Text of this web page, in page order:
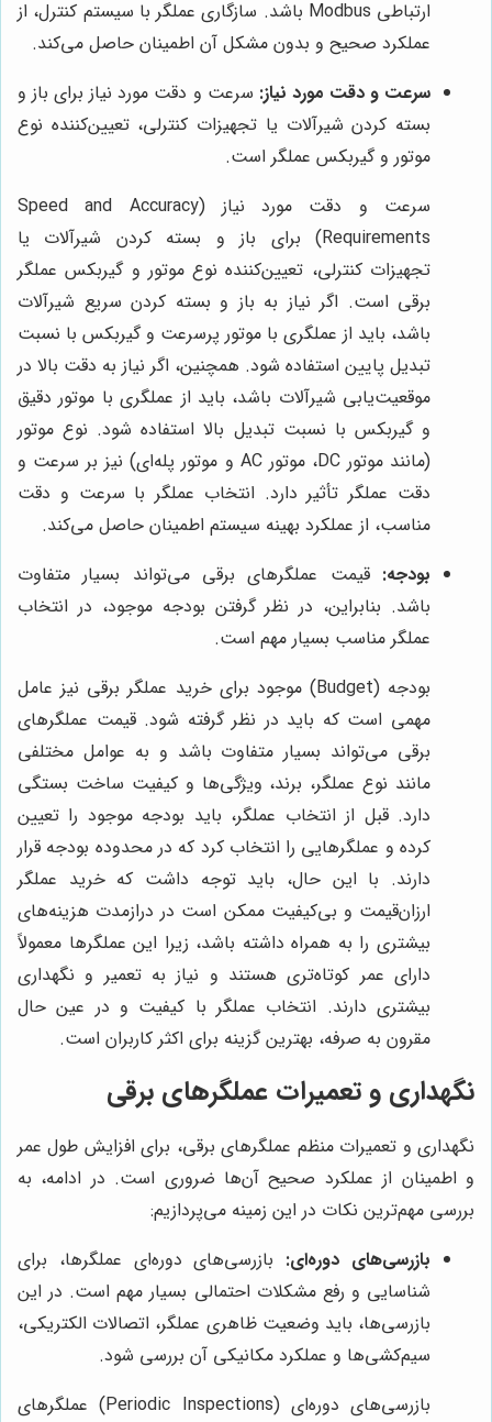
ارتباطی Modbus باشد. سازگاری عملگر با سیستم کنترل، از
عملکرد صحیح و بدون مشکل آن اطمینان حاصل می‌کند.
سرعت و دقت مورد نیاز: سرعت و دقت مورد نیاز برای باز و
بسته کردن شیرآلات یا تجهیزات کنترلی، تعیین‌کننده نوع
موتور و گیربکس عملگر است.
سرعت و دقت مورد نیاز (Speed and Accuracy
Requirements) برای باز و بسته کردن شیرآلات یا
تجهیزات کنترلی، تعیین‌کننده نوع موتور و گیربکس عملگر
برقی است. اگر نیاز به باز و بسته کردن سریع شیرآلات
باشد، باید از عملگری با موتور پرسرعت و گیربکس با نسبت
تبدیل پایین استفاده شود. همچنین، اگر نیاز به دقت بالا در
موقعیت‌یابی شیرآلات باشد، باید از عملگری با موتور دقیق
و گیربکس با نسبت تبدیل بالا استفاده شود. نوع موتور
(مانند موتور DC، موتور AC و موتور پله‌ای) نیز بر سرعت و
دقت عملگر تأثیر دارد. انتخاب عملگر با سرعت و دقت
مناسب، از عملکرد بهینه سیستم اطمینان حاصل می‌کند.
بودجه: قیمت عملگرهای برقی می‌تواند بسیار متفاوت
باشد. بنابراین، در نظر گرفتن بودجه موجود، در انتخاب
عملگر مناسب بسیار مهم است.
بودجه (Budget) موجود برای خرید عملگر برقی نیز عامل
مهمی است که باید در نظر گرفته شود. قیمت عملگرهای
برقی می‌تواند بسیار متفاوت باشد و به عوامل مختلفی
مانند نوع عملگر، برند، ویژگی‌ها و کیفیت ساخت بستگی
دارد. قبل از انتخاب عملگر، باید بودجه موجود را تعیین
کرده و عملگرهایی را انتخاب کرد که در محدوده بودجه قرار
دارند. با این حال، باید توجه داشت که خرید عملگر
ارزان‌قیمت و بی‌کیفیت ممکن است در درازمدت هزینه‌های
بیشتری را به همراه داشته باشد، زیرا این عملگرها معمولاً
دارای عمر کوتاه‌تری هستند و نیاز به تعمیر و نگهداری
بیشتری دارند. انتخاب عملگر با کیفیت و در عین حال
مقرون به صرفه، بهترین گزینه برای اکثر کاربران است.
نگهداری و تعمیرات عملگرهای برقی
نگهداری و تعمیرات منظم عملگرهای برقی، برای افزایش طول عمر
و اطمینان از عملکرد صحیح آن‌ها ضروری است. در ادامه، به
بررسی مهم‌ترین نکات در این زمینه می‌پردازیم:
بازرسی‌های دوره‌ای: بازرسی‌های دوره‌ای عملگرها، برای
شناسایی و رفع مشکلات احتمالی بسیار مهم است. در این
بازرسی‌ها، باید وضعیت ظاهری عملگر، اتصالات الکتریکی،
سیم‌کشی‌ها و عملکرد مکانیکی آن بررسی شود.
بازرسی‌های دوره‌ای (Periodic Inspections) عملگرهای